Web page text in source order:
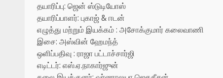
தயாரிப்பு: ஜென் ஸ்டுடியோஸ்
தயாரிப்பாளர்: புகாஜ் & ஈடன்
எழுத்து மற்றும் இயக்கம் : அசோக்குமார் கலைவாணி
இசை: அஸ்வின் ஹேமந்த்
ஒளிப்பதிவு : ராஜா பட்டாச்சார்ஜி
எடிட்டர்: எஸ்.ஏ.நாகார்ஜுன்